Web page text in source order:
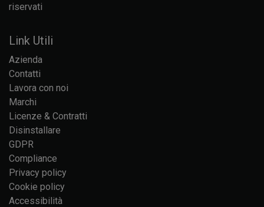
riservati
Link Utili
Azienda
Contatti
Lavora con noi
Marchi
Licenze & Contratti
Disinstallare
GDPR
Compliance
Privacy policy
Cookie policy
Accessibilità